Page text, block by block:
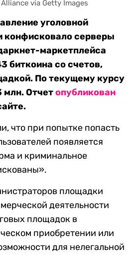
via Getty Images
уголовной
конфисковало серверы
маркетплейса
биткоина со счетов,
По текущему курсу
млн. Отчетопубликован
что при попытке попасть
появляется
и криминальное
площадки
деятельности
площадок в
приобретении или
для нелегальной